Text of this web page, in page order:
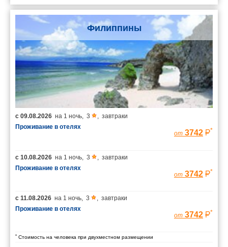
Филиппины
с 09.08.2026 на 1 ночь, 3 , завтраки
Проживание в отелях
от 3742 *
с 10.08.2026 на 1 ночь, 3 , завтраки
Проживание в отелях
от 3742 *
с 11.08.2026 на 1 ночь, 3 , завтраки
Проживание в отелях
от 3742 *
* Стоимость на человека при двухместном размещении